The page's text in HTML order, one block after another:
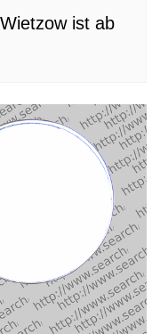
ist ab